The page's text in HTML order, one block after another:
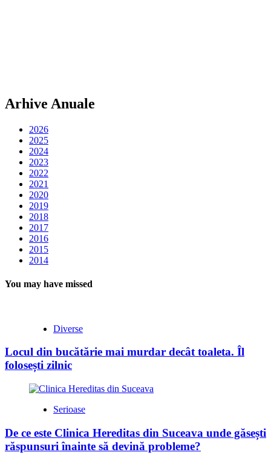
Arhive Anuale
2026
2025
2024
2023
2022
2021
2020
2019
2018
2017
2016
2015
2014
You may have missed
Diverse
Locul din bucătărie mai murdar decât toaleta. Îl
folosești zilnic
Serioase
De ce este Clinica Hereditas din Suceava unde găsești
răspunsuri înainte să devină probleme?